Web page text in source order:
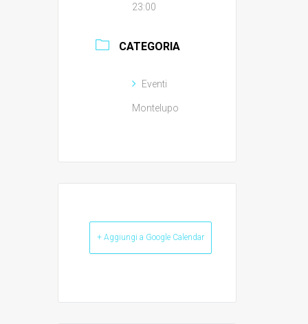
23:00
CATEGORIA
Eventi
Montelupo
+ Aggiungi a Google Calendar